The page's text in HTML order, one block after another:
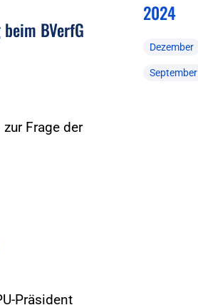
BVerfG
Frage der
Präsident
2024
Dezember
September